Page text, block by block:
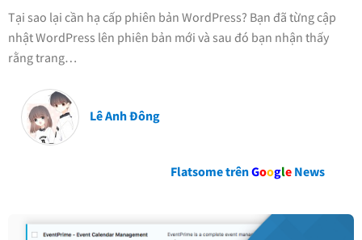
Tại sao lại cần hạ cấp phiên bản WordPress? Bạn đã từng cập
nhật WordPress lên phiên bản mới và sau đó bạn nhận thấy
rằng trang…
Lê Anh Đông
Flatsome trênGoogle News